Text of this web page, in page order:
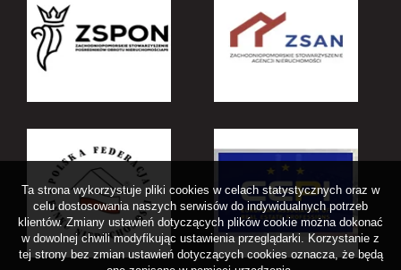
Ta strona wykorzystuje pliki cookies w celach statystycznych oraz w
celu dostosowania naszych serwisów do indywidualnych potrzeb
klientów. Zmiany ustawień dotyczących plików cookie można dokonać
w dowolnej chwili modyfikując ustawienia przeglądarki. Korzystanie z
tej strony bez zmian ustawień dotyczących cookies oznacza, że będą